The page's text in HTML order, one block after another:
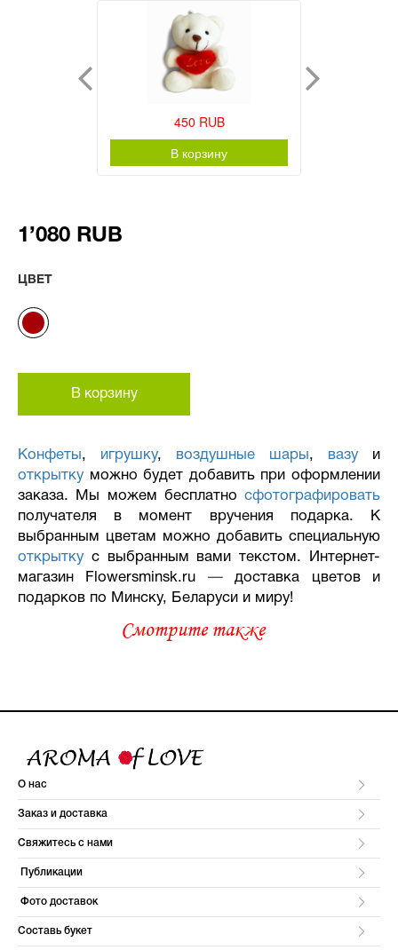
450 RUB
В корзину
1’080 RUB
ЦВЕТ
В корзину
Конфеты, игрушку, воздушные шары, вазу и
открытку можно будет добавить при оформлении
заказа. Мы можем бесплатно сфотографировать
получателя в момент вручения подарка. К
выбранным цветам можно добавить специальную
открытку с выбранным вами текстом. Интернет-
магазин Flowersminsk.ru —доставка цветов и
подарков по Минску, Беларуси и миру!
Смотрите также
О нас
Заказ и доставка
Свяжитесь с нами
Публикации
Фото доставок
Составь букет